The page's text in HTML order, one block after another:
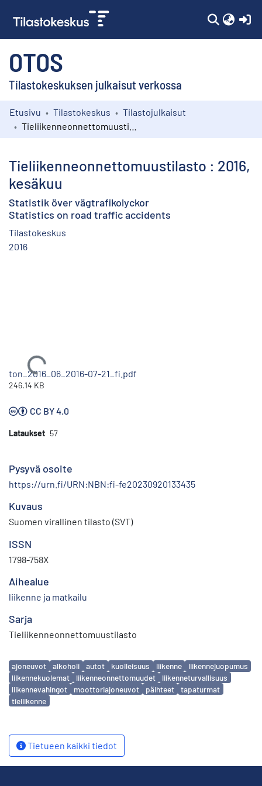
OTOS
Tilastokeskuksen julkaisut verkossa
Kokoelmat
Etusivu Tilastokeskus
Tilastojulkaisut
Tieliikenneonnettomuustilasto : 2016,
kesäkuu
Statistik över vägtrafikolyckor
Statistics on road traffic accidents
Tilastokeskus
2016
Ladataan...
ton_2016_06_2016-07-21_fi.pdf
246.14 KB
CC BY 4.0
Lataukset 57
Pysyvä osoite
https://urn.fi/URN:NBN:fi-fe20230920133435
Kuvaus
Suomen virallinen tilasto (SVT)
ISSN
1798-758X
Aihealue
liikenne ja matkailu
Sarja
Tieliikenneonnettomuustilasto
Avainsanat
ajoneuvot alkoholi autot kuolleisuus liikenne
liikennejuopumus
liikennekuolemat
liikenneonnettomuudet
liikenneturvallisuus
liikennevahingot
moottoriajoneuvot päihteet
tapaturmat
tieliikenne
Tietueen kaikki tiedot